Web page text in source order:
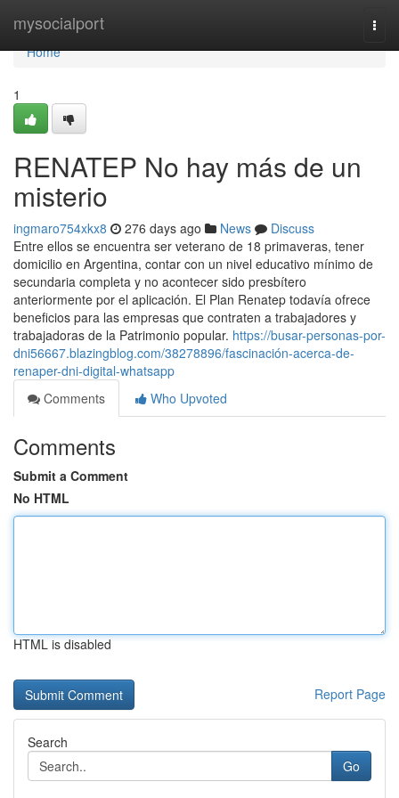
mysocialport
Home
Home
1
RENATEP No hay más de un
misterio
ingmaro754xkx8 276 days ago News
Discuss
Entre ellos se encuentra ser veterano de 18 primaveras, tener
domicilio en Argentina, contar con un nivel educativo mínimo de
secundaria completa y no acontecer sido presbítero
anteriormente por el aplicación. El Plan Renatep todavía ofrece
beneficios para las empresas que contraten a trabajadores y
trabajadoras de la Patrimonio popular. https://busar-personas-por-
dni56667.blazingblog.com/38278896/fascinación-acerca-de-
renaper-dni-digital-whatsapp
Comments
Who Upvoted
Comments
Submit a Comment
No HTML
HTML is disabled
Report Page
Search
Go